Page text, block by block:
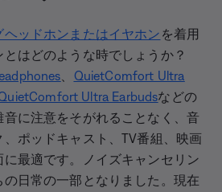
ヘッドホン またはイヤホン を着用
はどのような時でしょうか？
QuietComfort Ultra
Ultra Earbudsなどの
に注意をそがれることなく、音
ポッドキャスト、TV番組、映画
最適です。ノイズキャンセリン
日常の一部となりました。現在